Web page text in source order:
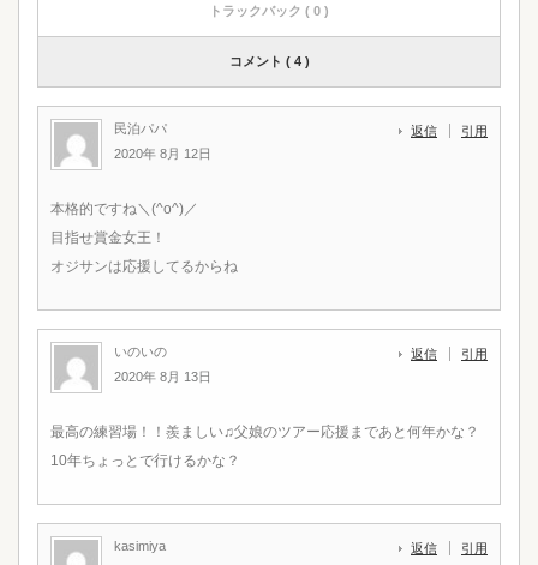
トラックバック ( 0 )
コメント ( 4 )
民泊パパ
2020年 8月 12日
返信 引用
本格的ですね＼(^o^)／
目指せ賞金女王！
オジサンは応援してるからね
いのいの
2020年 8月 13日
返信 引用
最高の練習場！！羨ましい♫父娘のツアー応援まであと何年かな？
10年ちょっとで行けるかな？
kasimiya
返信 引用